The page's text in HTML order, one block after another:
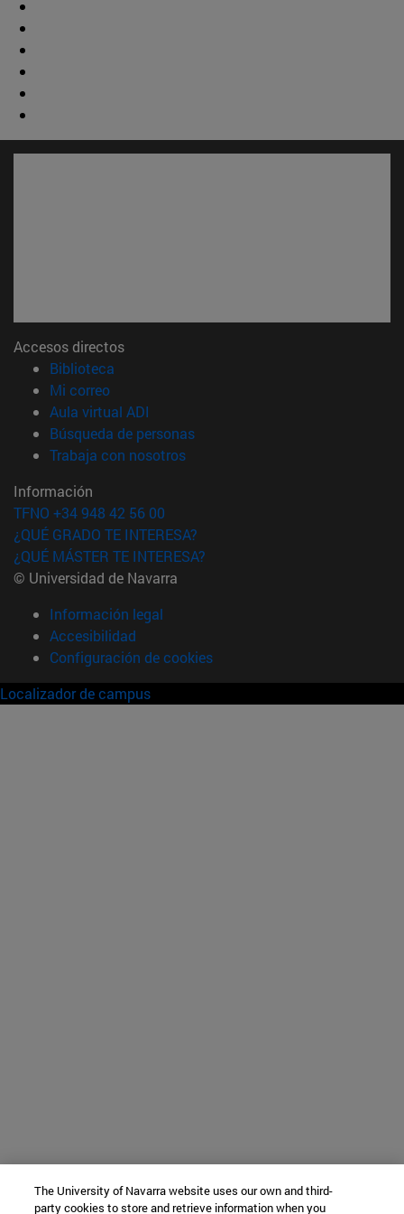
Accesos directos
Biblioteca
Mi correo(abre en nueva ventana)
Aula virtual ADI
Búsqueda de personas(abre en nueva ventana)
Trabaja con nosotros(abre en nueva ventana)
Información
TFNO +34 948 42 56 00
¿QUÉ GRADO TE INTERESA?
¿QUÉ MÁSTER TE INTERESA?
© Universidad de Navarra
Información legal
Accesibilidad
Configuración de cookies
Localizador de campus
The University of Navarra website uses our own and third-
party cookies to store and retrieve information when you